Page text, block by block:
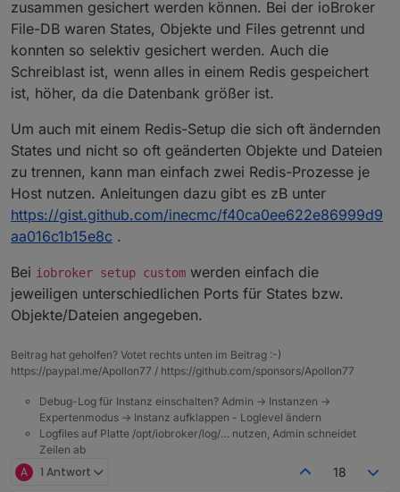
zusammen gesichert werden können. Bei der ioBroker
File-DB waren States, Objekte und Files getrennt und
konnten so selektiv gesichert werden. Auch die
Schreiblast ist, wenn alles in einem Redis gespeichert
ist, höher, da die Datenbank größer ist.
Um auch mit einem Redis-Setup die sich oft ändernden
States und nicht so oft geänderten Objekte und Dateien
zu trennen, kann man einfach zwei Redis-Prozesse je
Host nutzen. Anleitungen dazu gibt es zB unter
https://gist.github.com/inecmc/f40ca0ee622e86999d9
aa016c1b15e8c .
Bei iobroker setup custom werden einfach die
jeweiligen unterschiedlichen Ports für States bzw.
Objekte/Dateien angegeben.
Beitrag hat geholfen? Votet rechts unten im Beitrag :-)
https://paypal.me/Apollon77 / https://github.com/sponsors/Apollon77
Debug-Log für Instanz einschalten? Admin -> Instanzen ->
Expertenmodus -> Instanz aufklappen - Loglevel ändern
Logfiles auf Platte /opt/iobroker/log/… nutzen, Admin schneidet
Zeilen ab
A 1 Antwort 18